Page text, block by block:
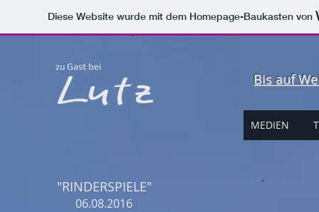
Diese Website wurde mit dem Homepage-Baukasten von
was tun am wochenende stuttgartlecker essen stuttgart
zu Gast bei
Bis auf
MEDIEN
"RINDERSPIELE"
06.08.2016